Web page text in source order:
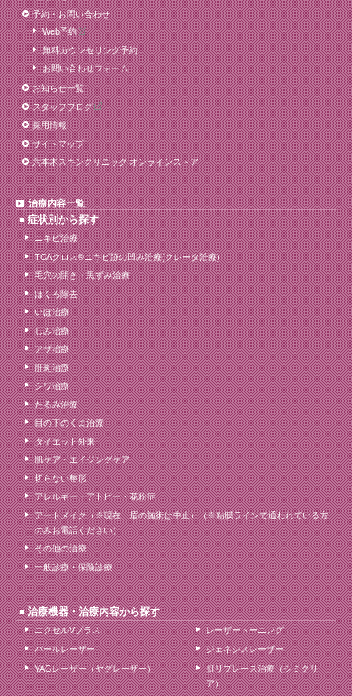
予約・お問い合わせ
Web予約
無料カウンセリング予約
お問い合わせフォーム
お知らせ一覧
スタッフブログ
採用情報
サイトマップ
六本木スキンクリニック オンラインストア
治療内容一覧
症状別から探す
ニキビ治療
TCAクロス®ニキビ跡の凹み治療(クレータ治療)
毛穴の開き・黒ずみ治療
ほくろ除去
いぼ治療
しみ治療
アザ治療
肝斑治療
シワ治療
たるみ治療
目の下のくま治療
ダイエット外来
肌ケア・エイジングケア
切らない整形
アレルギー・アトピー・花粉症
アートメイク（※現在、眉の施術は中止）（※粘膜ラインで通われている方
のみお電話ください）
その他の治療
一般診療・保険診療
治療機器・治療内容から探す
エクセルVプラス レーザートーニング
パールレーザー ジェネシスレーザー
YAGレーザー（ヤグレーザー）
肌リプレース治療（シミクリ
ア）